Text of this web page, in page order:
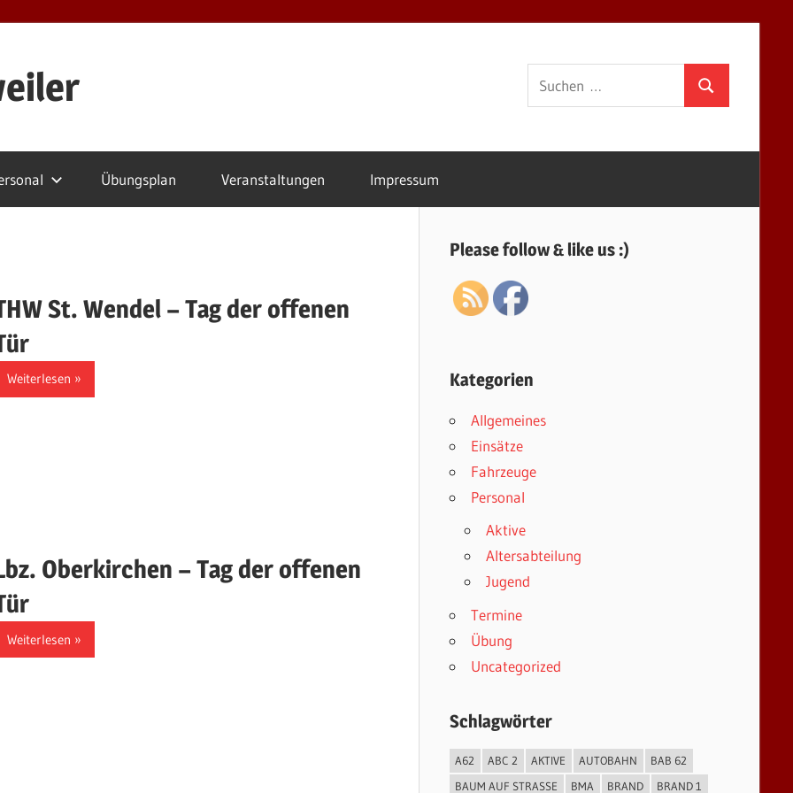
Suchen
nach:
Suchen
Übungsplan Veranstaltungen Impressum
St. Wendel – Tag der offenen
Weiterlesen
Oberkirchen – Tag der offenen
Weiterlesen
Please follow & like us :)
Kategorien
Allgemeines
Einsätze
Fahrzeuge
Personal
Aktive
Altersabteilung
Jugend
Termine
Übung
Uncategorized
Schlagwörter
A62 ABC 2 AKTIVE AUTOBAHN
BAB 62
BAUM AUF STRASSE
BMA BRAND
BRAND 1